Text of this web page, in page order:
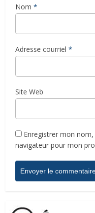
Nom *
Adresse courriel *
Site Web
Enregistrer mon
navigateur pour mon